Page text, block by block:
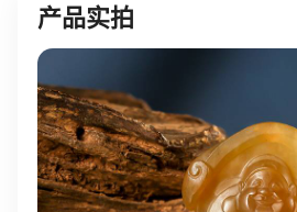
产品实拍